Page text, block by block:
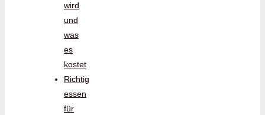
wird
und
was
es
kostet
Richtig
essen
für